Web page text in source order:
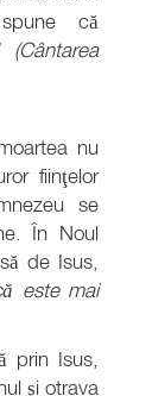
că
nu
fiinţelor
se
În Noul
de Isus,
este mai
prin Isus,
şi otrava